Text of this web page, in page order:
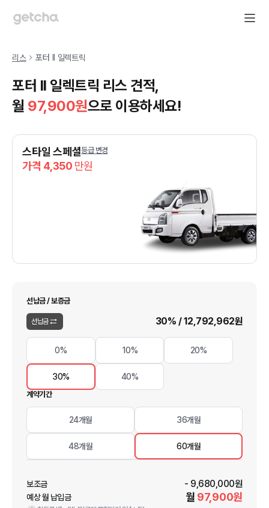
리스 포터 II 일렉트릭
포터 II 일렉트릭 리스 견적,
월 97,900원으로 이용하세요!
스타일 스페셜등급 변경
가격 4,350 만원
선납금 / 보증금
선납금 30% /12,792,962원
0% 10% 20%
30% 40%
계약기간
24개월 36개월
48개월 60개월
보조금 - 9,680,000원
예상 월 납입금 월 97,900원